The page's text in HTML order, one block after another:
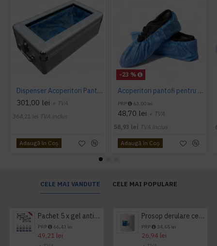
Dispenser Acoperitori Pantofi, StepN go' DeLuxe, model MS 106
301,00 lei + TVA
364,21 lei TVA inclus
Adaugă în Coş
-23 %
Acoperitori pantofi pentru dispenser trafic mediu MS 603 - 100buc
PRP 63,00 lei
48,70 lei + TVA
58,93 lei TVA inclus
Adaugă în Coş
CELE MAI VANDUTE CELE MAI POPULARE
Pachet 5 x gel antibacterian 50ml si 3 x Servetele antibacteriene 48 buc Hygienium
PRP 66,43 lei
49,21 lei
Prosop derulare centrala 1 pliu, 300 m Tork
PRP 34,65 lei
26,94 lei